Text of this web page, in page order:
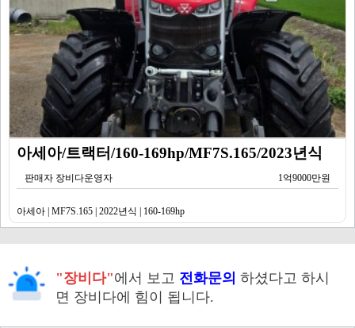
아세아/트랙터/160-169hp/MF7S.165/2023년식
판매자 장비다운영자 1억9000만원
아세아 | MF7S.165 | 2022년식 | 160-169hp
"장비다"에서 보고 전화문의 하셨다고 하시
면 장비다에 힘이 됩니다.